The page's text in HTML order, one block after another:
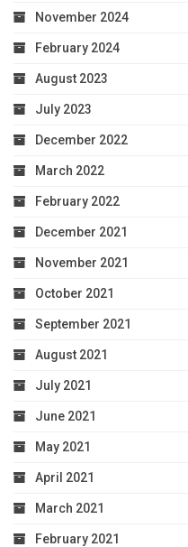
November 2024
February 2024
August 2023
July 2023
December 2022
March 2022
February 2022
December 2021
November 2021
October 2021
September 2021
August 2021
July 2021
June 2021
May 2021
April 2021
March 2021
February 2021